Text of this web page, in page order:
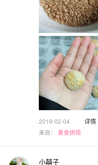
2019-02-04 详情
来自： 美食烘焙
小囍子